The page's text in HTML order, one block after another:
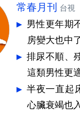
常春月刊 台視
男性更年期
房變大也中
排尿不順、
這類男性更
半夜一直起
心臟衰竭也